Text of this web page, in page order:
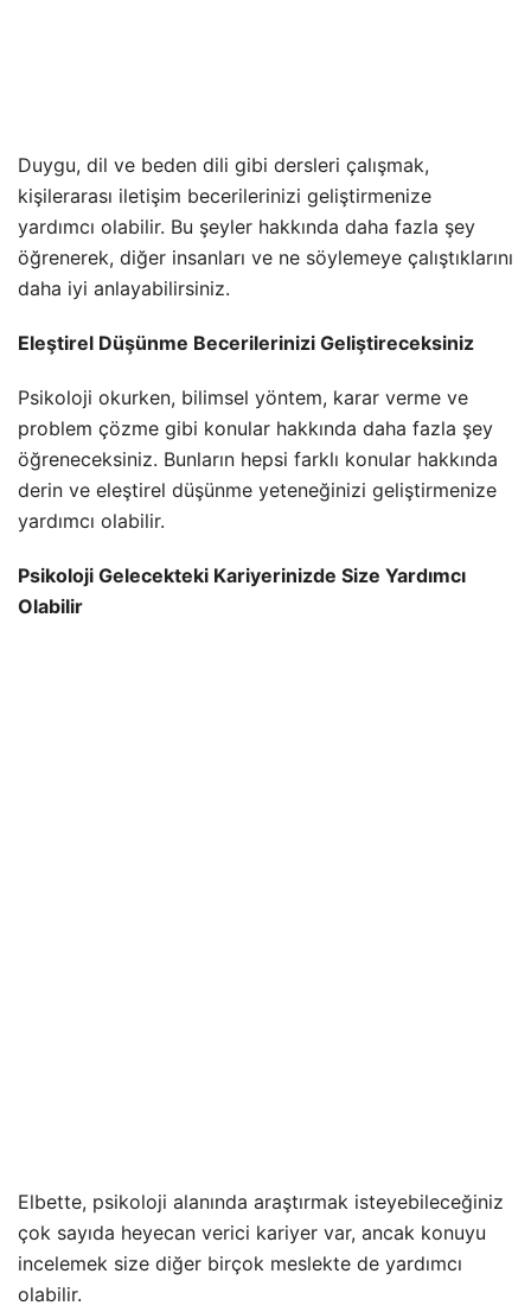
Duygu, dil ve beden dili gibi dersleri çalışmak,
kişilerarası iletişim becerilerinizi geliştirmenize
yardımcı olabilir. Bu şeyler hakkında daha fazla şey
öğrenerek, diğer insanları ve ne söylemeye çalıştıklarını
daha iyi anlayabilirsiniz.
Eleştirel Düşünme Becerilerinizi Geliştireceksiniz
Psikoloji okurken, bilimsel yöntem, karar verme ve
problem çözme gibi konular hakkında daha fazla şey
öğreneceksiniz. Bunların hepsi farklı konular hakkında
derin ve eleştirel düşünme yeteneğinizi geliştirmenize
yardımcı olabilir.
Psikoloji Gelecekteki Kariyerinizde Size Yardımcı
Olabilir
Elbette, psikoloji alanında araştırmak isteyebileceğiniz
çok sayıda heyecan verici kariyer var, ancak konuyu
incelemek size diğer birçok meslekte de yardımcı
olabilir.